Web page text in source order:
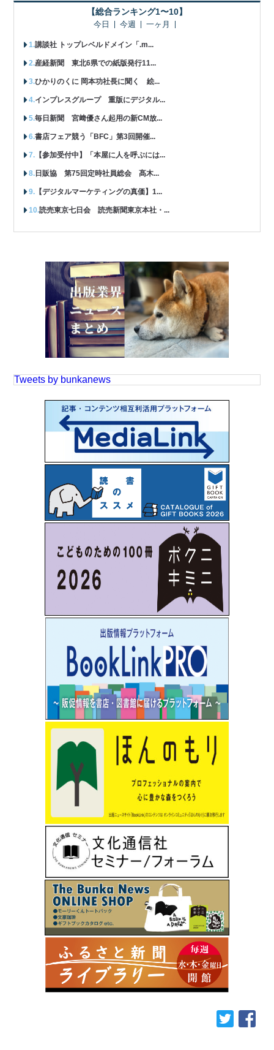
【総合ランキング1〜10】
今日 今週 一ヶ月
講談社 トップレベルドメイン「.m...
産経新聞 東北6県での紙版発行11...
ひかりのくに 岡本功社長に聞く 絵...
インプレスグループ 重版にデジタル...
毎日新聞 宮﨑優さん起用の新CM放...
書店フェア競う「BFC」第3回開催...
【参加受付中】「本屋に人を呼ぶには...
日販協 第75回定時社員総会 髙木...
【デジタルマーケティングの真価】1...
読売東京七日会 読売新聞東京本社・...
Tweets by bunkanews